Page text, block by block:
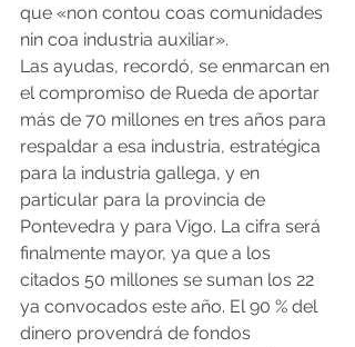
que «non contou coas comunidades
nin coa industria auxiliar».
Las ayudas, recordó, se enmarcan en
el compromiso de Rueda de aportar
más de 70 millones en tres años para
respaldar a esa industria, estratégica
para la industria gallega, y en
particular para la provincia de
Pontevedra y para Vigo. La cifra será
finalmente mayor, ya que a los
citados 50 millones se suman los 22
ya convocados este año. El 90 % del
dinero provendrá de fondos